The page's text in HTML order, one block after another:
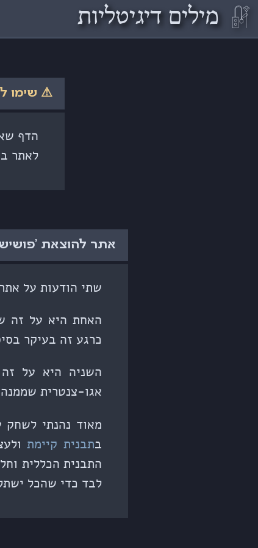
𓏞 מילים דיגיטליות
⚠ שימו
הדף
לאתר
אתר להוצאת
שתי הודעות על
האחת היא על זה
כרגע זה בעיקר
השניה היא על
אגו-צנטרית
מאוד נהנתי
בתבנית קיימת
התבנית הכללית
לבד כדי שהכל